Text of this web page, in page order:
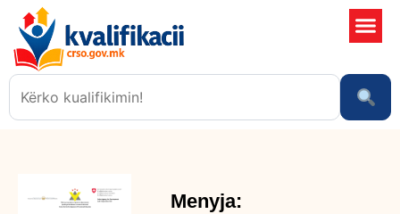
Menyja: